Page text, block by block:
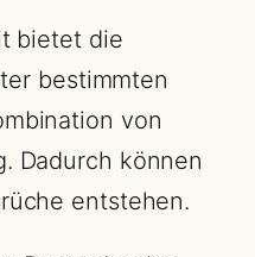
bietet die
bestimmten
von
Dadurch können
entstehen.